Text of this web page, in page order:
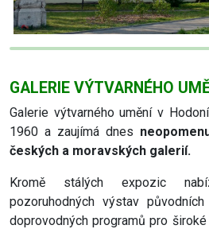
GALERIE VÝTVARNÉHO
Galerie výtvarného umění v
1960 a zaujímá dnes
českých a moravských galerií.
Kromě stálých expozic
pozoruhodných výstav
doprovodných programů pro